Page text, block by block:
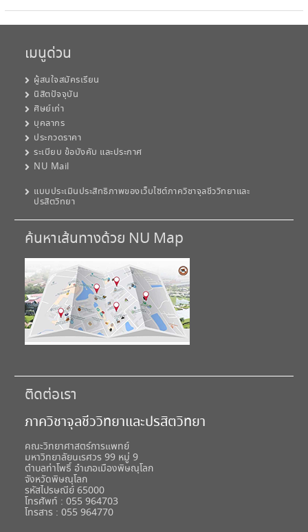
เมนูด่วน
ผู้สนใจสมัครเรียน
นิสิตปัจจุบัน
ศิษย์เก่า
บุคลากร
ประกวดราคา
ระเบียบ ข้อบังคับ และประกาศ
NU Mail
แบบประเมินประสิทธิภาพของเว็บไซต์ภาควิชาจุลชีววิทยาและ
ปรสิตวิทยา
ค้นหาเส้นทางด้วย NU Map
ติดต่อเรา
ภาควิชาจุลชีววิทยาและปรสิตวิทยา
คณะวิทยาศาสตร์การแพทย์
มหาวิทยาลัยนเรศวร 99 หมู่ 9
ตำบลท่าโพธิ์ อำเภอเมืองพิษณุโลก
จังหวัดพิษณุโลก
รหัสไปรษณีย์ 65000
โทรศัพท์ : 055 964703
โทรสาร : 055 964770